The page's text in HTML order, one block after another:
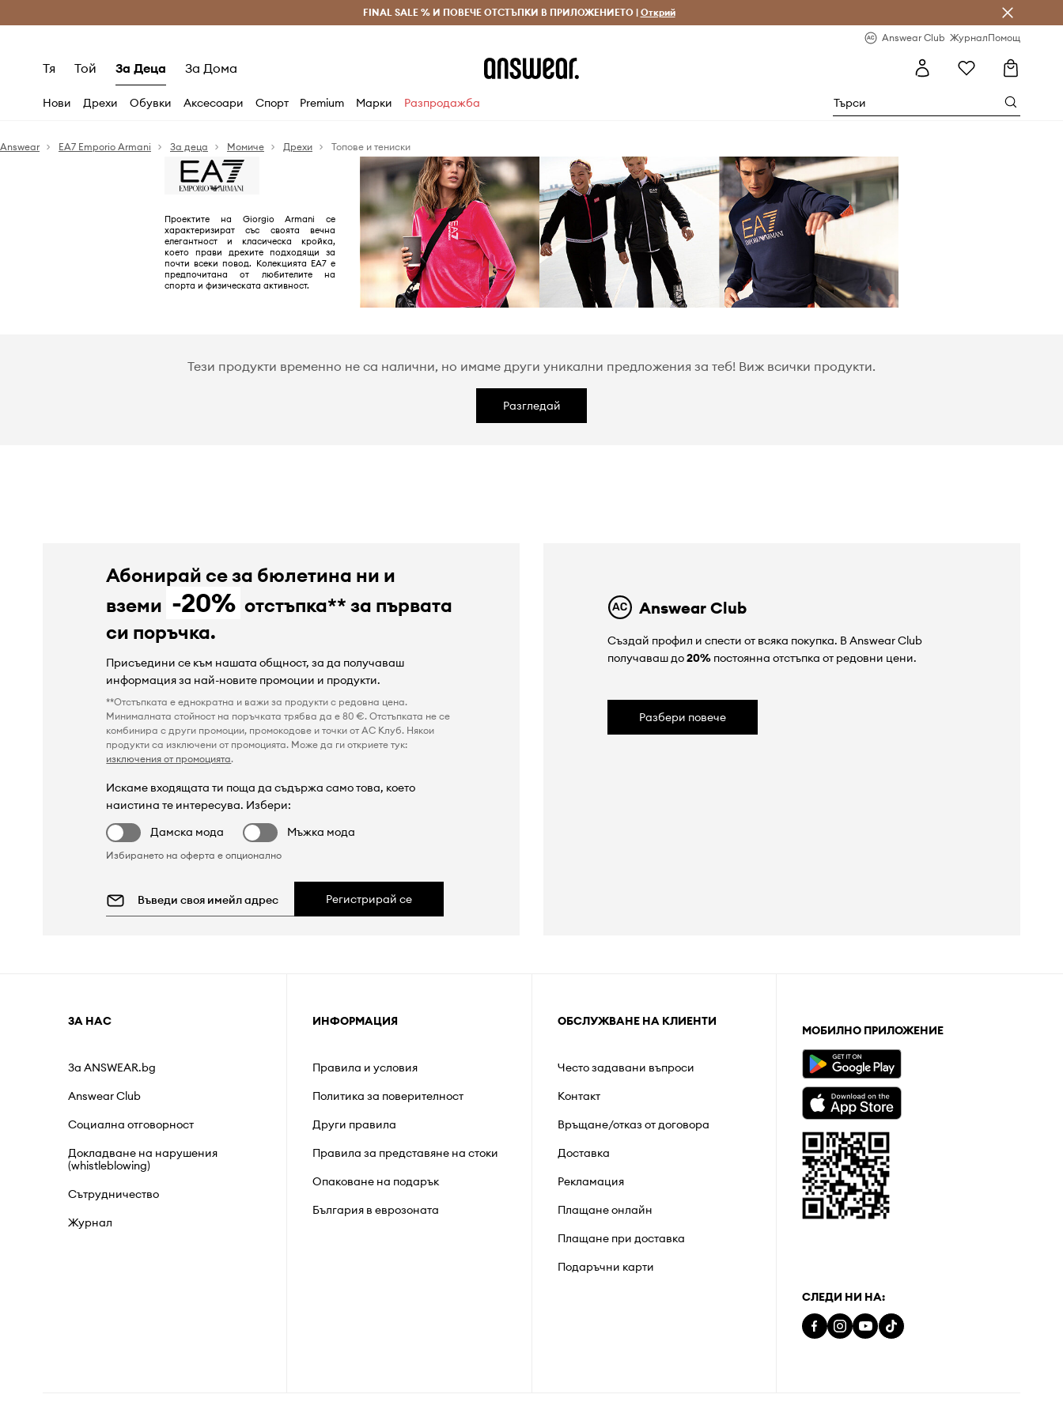
Безплатни доставка и връщане за поръчки над 70 EUR Доставка 1-5 дни
FINAL SALE % И ПОВЕЧЕ ОТСТЪПКИ В ПРИЛОЖЕНИЕТО | Открий
Answear Club ЖурналПомощ
Тя Той За Деца За Дома
Нови Дрехи Обувки Аксесоари Спорт Premium Марки Разпродажба
Answear EA7 Emporio Armani За деца Момиче Дрехи Топове и тениски
Проектите на Giorgio Armani се
характеризират със своята вечна
елегантност и класическа кройка,
което прави дрехите подходящи за
почти всеки повод. Колекцията EA7 е
предпочитана от любителите на
спорта и физическата активност.
Тези продукти временно не са налични, но имаме други уникални предложения за теб! Виж всички продукти.
Разгледай
Абонирай се за бюлетина ни и
вземи -20% отстъпка** за първата
си поръчка.
Присъедини се към нашата общност, за да получаваш
информация за най-новите промоции и продукти.
**Отстъпката е еднократна и важи за продукти с редовна цена.
Минималната стойност на поръчката трябва да е 80 €. Отстъпката не се
комбинира с други промоции, промокодове и точки от AC Клуб. Някои
продукти са изключени от промоцията. Може да ги откриете тук:
изключения от промоцията.
Искаме входящата ти поща да съдържа само това, което
наистина те интересува. Избери:
Дамска мода
Мъжка мода
Избирането на оферта е опционално
Регистрирай се
Answear Club
Създай профил и спести от всяка покупка. В Answear Club
получаваш до20%постоянна отстъпка от редовни цени.
Разбери повече
ЗА НАС
За ANSWEAR.bg
Answear Club
Социална отговорност
Докладване на нарушения
(whistleblowing)
Сътрудничество
Журнал
ИНФОРМАЦИЯ
Правила и условия
Политика за поверителност
Други правила
Правила за представяне на стоки
Опаковане на подарък
България в еврозоната
ОБСЛУЖВАНЕ НА КЛИЕНТИ
Често задавани въпроси
Контакт
Връщане/отказ от договора
Доставка
Рекламация
Плащане онлайн
Плащане при доставка
Подаръчни карти
МОБИЛНО ПРИЛОЖЕНИЕ
СЛЕДИ НИ НА: